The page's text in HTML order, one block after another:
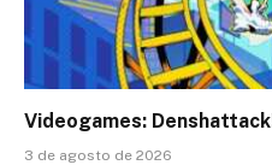
Videogames:
3 de agosto de 2026